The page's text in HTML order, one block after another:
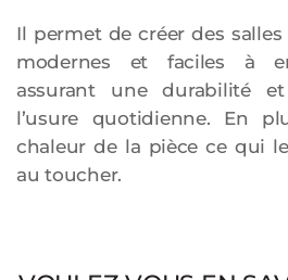
Il permet de créer des
modernes et faciles à
assurant une durabilité
l’usure quotidienne. En
chaleur de la pièce ce qui
au toucher.